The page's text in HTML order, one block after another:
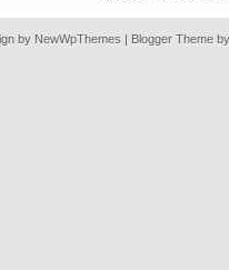
by NewWpThemes | Blogger Theme